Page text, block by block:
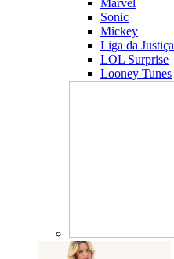
Marvel
Sonic
Mickey
Liga da Justiça
LOL Surprise
Looney Tunes